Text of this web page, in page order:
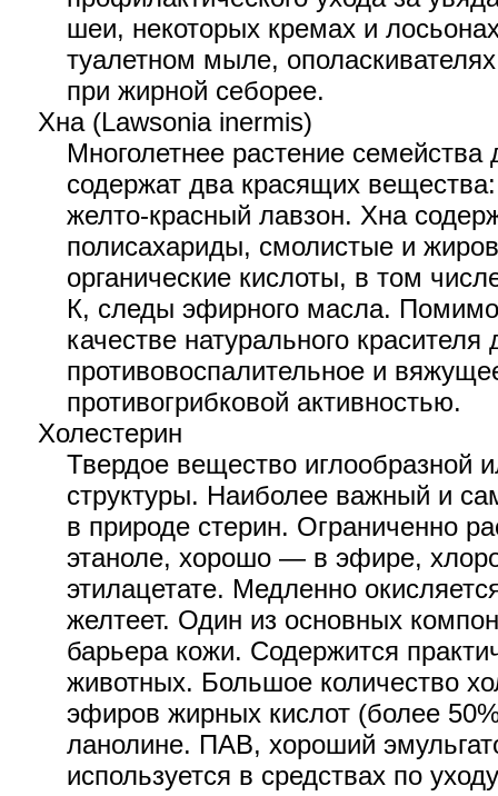
шеи, некоторых кремах и
туалетном мыле,
при жирной себорее.
Хна (Lawsonia inermis)
Многолетнее растение
содержат два красящих
желто-красный лавзон. Хна
полисахариды, смолистые и
органические кислоты, в том
К, следы эфирного масла.
качестве натурального
противовоспалительное и
противогрибковой активностью.
Холестерин
Твердое вещество иглообразной
структуры. Наиболее важный и
в природе стерин. Ограниченно
этаноле, хорошо — в эфире,
этилацетате. Медленно
желтеет. Один из основных
барьера кожи. Содержится
животных. Большое количество
эфиров жирных кислот (более
ланолине. ПАВ, хороший
используется в средствах по